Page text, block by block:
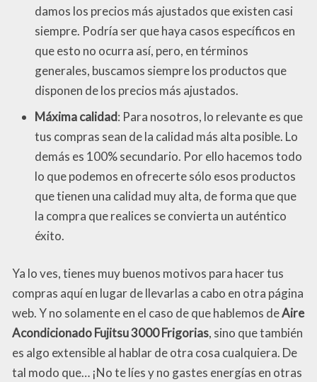
damos los precios más ajustados que existen casi
siempre. Podría ser que haya casos específicos en
que esto no ocurra así, pero, en términos
generales, buscamos siempre los productos que
disponen de los precios más ajustados.
Máxima calidad: Para nosotros, lo relevante es que
tus compras sean de la calidad más alta posible. Lo
demás es 100% secundario. Por ello hacemos todo
lo que podemos en ofrecerte sólo esos productos
que tienen una calidad muy alta, de forma que que
la compra que realices se convierta un auténtico
éxito.
Ya lo ves, tienes muy buenos motivos para hacer tus
compras aquí en lugar de llevarlas a cabo en otra página
web. Y no solamente en el caso de que hablemos deAire
Acondicionado Fujitsu 3000 Frigorias, sino que también
es algo extensible al hablar de otra cosa cualquiera. De
tal modo que… ¡No te líes y no gastes energías en otras